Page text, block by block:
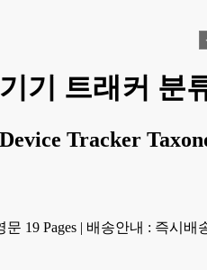
기 트래커 분
Tracker
19 Pages | 배송안내 : 즉시배